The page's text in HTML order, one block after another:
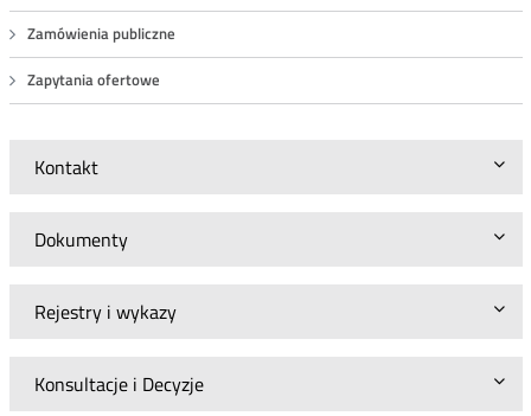
Zamówienia publiczne
Zapytania ofertowe
Kontakt
Dokumenty
Rejestry i wykazy
Konsultacje i Decyzje